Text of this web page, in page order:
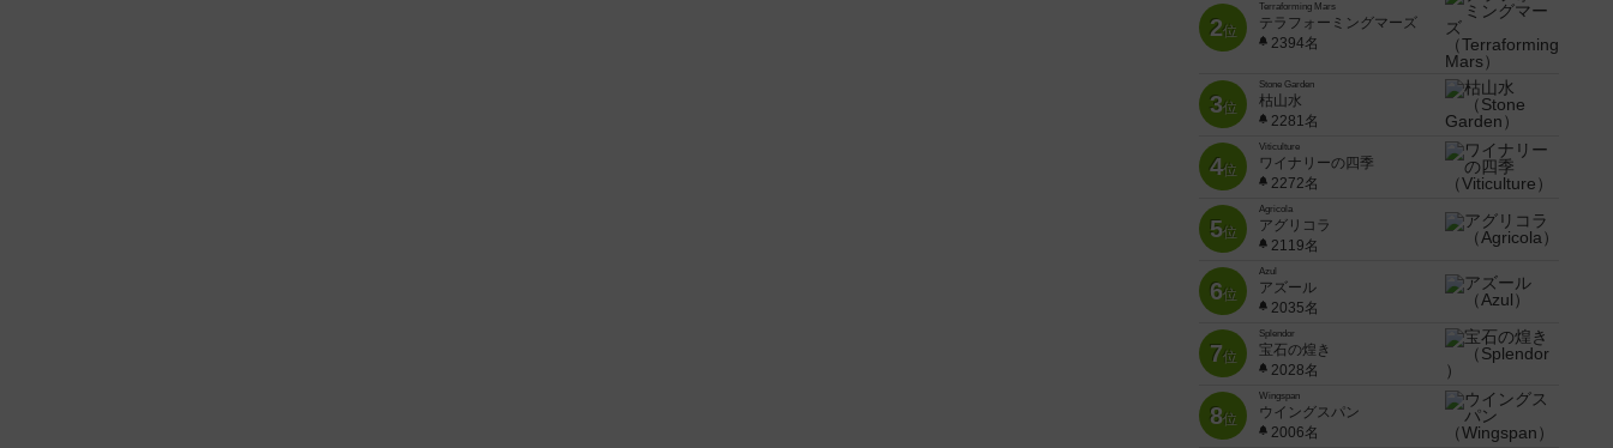
2位
Terraforming Mars
テラフォーミングマーズ
2394名
3位
Stone Garden
枯山水
2281名
4位
Viticulture
ワイナリーの四季
2272名
5位
Agricola
アグリコラ
2119名
6位
Azul
アズール
2035名
7位
Splendor
宝石の煌き
2028名
8位
Wingspan
ウイングスパン
2006名